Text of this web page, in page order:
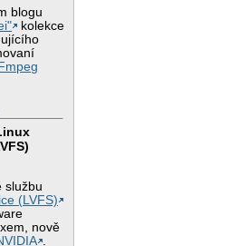
blogu
kolekce
službu
(LVFS)
nově
.